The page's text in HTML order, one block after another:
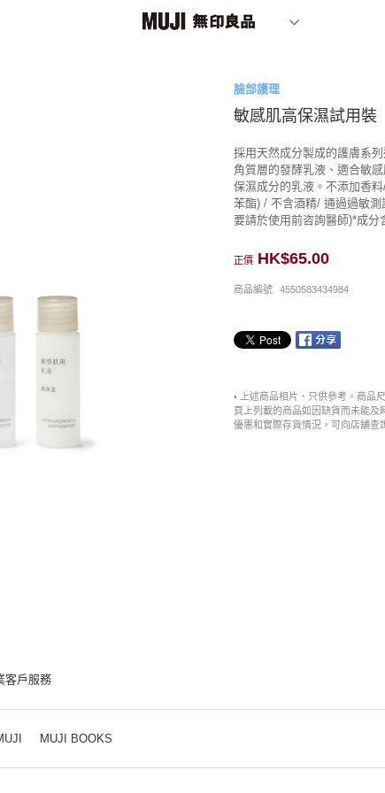
臉部護理
敏感肌高保濕試用裝
採用天然成分製成的護膚系
角質層的發酵乳液、適合敏
保濕成分的乳液。不添加香
苯酯) / 不含酒精/ 通過過敏
要請於使用前咨詢醫師)*成
正價 HK$65.00
商品編號 4550583434984
• 上述商品相片、只供參考。商品
頁上列載的商品如因缺貨而未能
優惠和實際存貨情況，可向店舖查
客戶服務
MUJI BOOKS